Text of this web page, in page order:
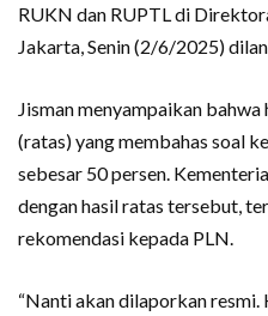
RUKN dan RUPTL di
Jakarta, Senin (2/6/2025)
Jisman menyampaikan
(ratas) yang membahas soal
sebesar 50 persen.
dengan hasil ratas tersebut,
rekomendasi kepada PLN.
“Nanti akan dilaporkan resmi.